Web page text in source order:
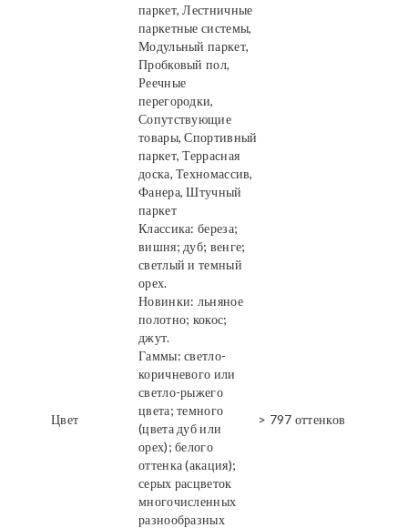
паркет, Лестничные
паркетные системы,
Модульный паркет,
Пробковый пол,
Реечные
перегородки,
Сопутствующие
товары, Спортивный
паркет, Террасная
доска, Техномассив,
Фанера, Штучный
паркет
Цвет
Классика: береза;
вишня; дуб; венге;
светлый и темный
орех.
Новинки: льняное
полотно; кокос;
джут.
Гаммы: светло-
коричневого или
светло-рыжего
цвета; темного
(цвета дуб или
орех); белого
оттенка (акация);
серых расцветок
многочисленных
разнообразных
> 797 оттенков